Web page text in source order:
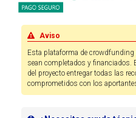
Aviso
Esta plataforma de
sean completados y financiados.
del proyecto entregar todas las
comprometidos con los